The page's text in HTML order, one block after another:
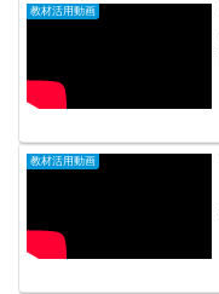
教材活用動画
教材活用動画